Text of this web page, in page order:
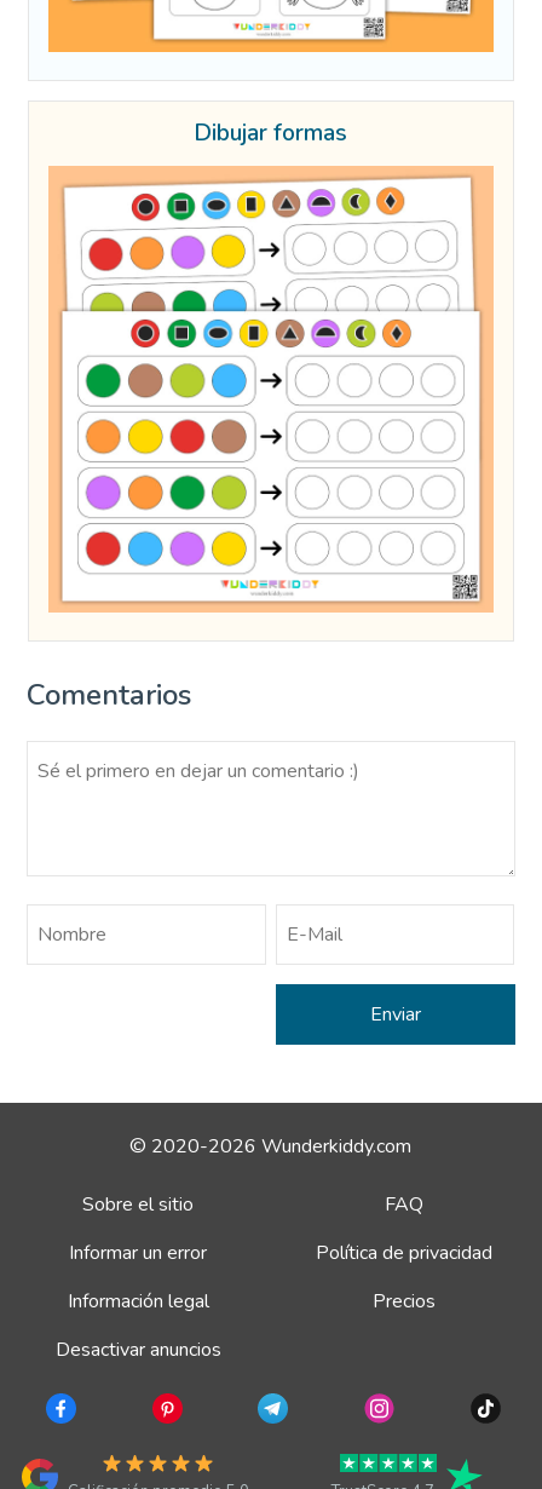
Dibujar formas
Comentarios
© 2020-2026 Wunderkiddy.com
Sobre el sitio
FAQ
Informar un error
Política de privacidad
Información legal
Precios
Desactivar anuncios